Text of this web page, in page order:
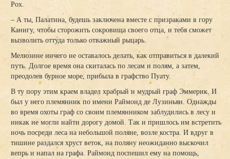
Рох.
– А ты, Палатина, будешь заключена вместе с призраками в гору
Канигу, чтобы сторожить сокровища своего отца, и тебя сможет
вызволить оттуда только отважный рыцарь.
Мелюзине ничего не оставалось делать, как отправиться в далекий
путь. Долгое время она скиталась по лесам и полям, а затем,
преодолев бурное море, прибыла в графство Пуату.
В ту пору этим краем владел храбрый и мудрый граф Эммерик. И
был у него племянник по имени Раймонд де Лузиньян. Однажды
во время охоты граф со своим племянником заблудились в лесу и
никак не могли найти дорогу домой. Так и пришлось им встретить
ночь посреди леса на небольшой поляне, возле костра. И вдруг в
тишине раздался хруст веток, на поляну неожиданно выскочил
вепрь и напал на графа. Раймонд поспешил ему на помощь,